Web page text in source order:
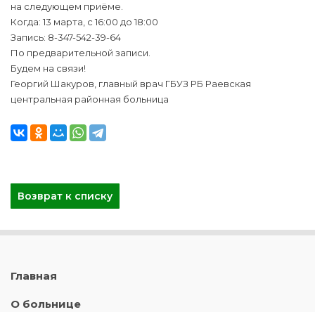
на следующем приёме.
Когда: 13 марта, с 16:00 до 18:00
Запись: 8-347-542-39-64
По предварительной записи.
Будем на связи!
Георгий Шакуров, главный врач ГБУЗ РБ Раевская
центральная районная больница
Возврат к списку
Главная
О больнице